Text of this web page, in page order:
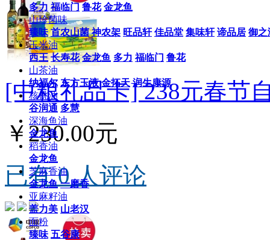
多力 福临门 鲁花 金龙鱼
山珍菌味
臻味 首农山菌 神农架 旺品轩 佳品堂 集味轩 谛品居 御之
玉米油
西王 长寿花 金龙鱼 多力 福临门 鲁花
山茶油
纳福尔 东方玉液 金拓天 润生康源
核桃油
谷润通 多慧
深海鱼油
金龙鱼
稻香油
金龙鱼
芝麻香油
金龙鱼 一磨香
亚麻籽油
盖力美 山老汉
面粉
臻味 五谷康
[中粮礼品卡] 238元春节
￥230.00元
已有 0 人评论